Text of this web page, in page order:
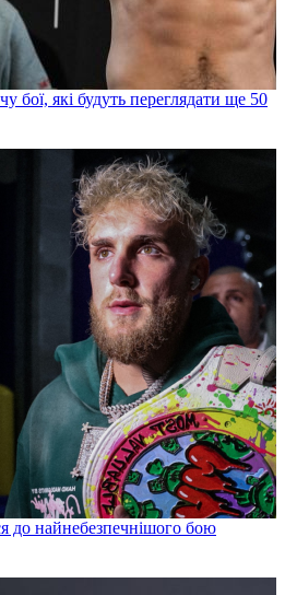
бої, які будуть переглядати ще 50
до найнебезпечнішого бою